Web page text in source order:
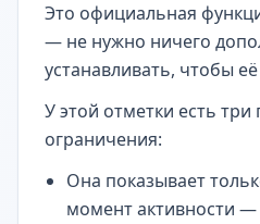
Это официальная
— не нужно ничего
устанавливать, чтобы
У этой отметки есть три
ограничения:
Она показывает
момент активности